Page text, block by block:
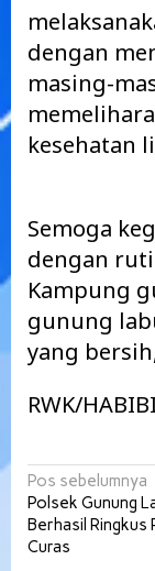
dengan
masing-
kesehatan
Semoga
dengan
Kampung
gunung
yang
RWK/
Navigasi
pos
Pos sebelumnya
Polsek Gunung
Berhasil Ringkus
Curas